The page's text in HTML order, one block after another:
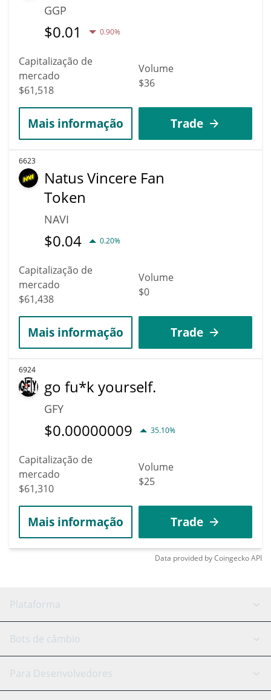
GGP
$0.01 0.90%
Capitalização de
mercado
$61,518
Volume
$36
Mais informação Trade
6623
Natus Vincere Fan
Token
NAVI
$0.04 0.20%
Capitalização de
mercado
$61,438
Volume
$0
Mais informação Trade
6924
go fu*k yourself.
GFY
$0.00000009 35.10%
Capitalização de
mercado
$61,310
Volume
$25
Mais informação Trade
Data provided byCoingeckoAPI
Plataforma
Bot GRID
Signal Bot
Assistente de IA
Bots de câmbio
Binance
Para Desenvolvedores